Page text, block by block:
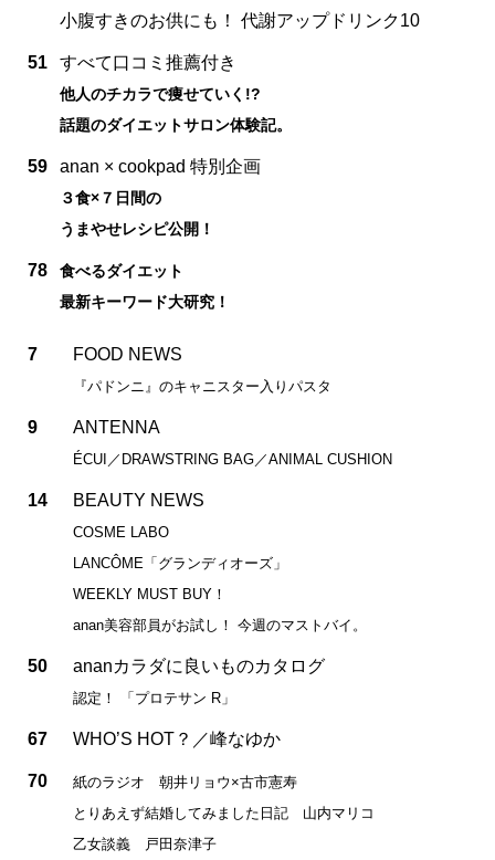
小腹すきのお供にも！ 代謝アップドリンク10
51 すべて口コミ推薦付き
他人のチカラで痩せていく!?
話題のダイエットサロン体験記。
59 anan × cookpad 特別企画
３食×７日間の
うまやせレシピ公開！
78
食べるダイエット
最新キーワード大研究！
7 FOOD NEWS
『パドンニ』のキャニスター入りパスタ
9 ANTENNA
ÉCUI／DRAWSTRING BAG／ANIMAL CUSHION
14 BEAUTY NEWS
COSME LABO
LANCÔME「グランディオーズ」
WEEKLY MUST BUY！
anan美容部員がお試し！ 今週のマストバイ。
50 ananカラダに良いものカタログ
認定！ 「プロテサン R」
67 WHO’S HOT？／峰なゆか
70
紙のラジオ 朝井リョウ×古市憲寿
とりあえず結婚してみました日記 山内マリコ
乙女談義 戸田奈津子